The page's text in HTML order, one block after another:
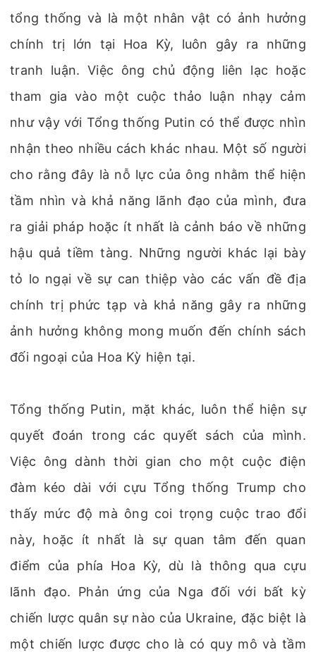
tổng thống và là một nhân vật có ảnh hưởng
chính trị lớn tại Hoa Kỳ, luôn gây ra những
tranh luận. Việc ông chủ động liên lạc hoặc
tham gia vào một cuộc thảo luận nhạy cảm
như vậy với Tổng thống Putin có thể được nhìn
nhận theo nhiều cách khác nhau. Một số người
cho rằng đây là nỗ lực của ông nhằm thể hiện
tầm nhìn và khả năng lãnh đạo của mình, đưa
ra giải pháp hoặc ít nhất là cảnh báo về những
hậu quả tiềm tàng. Những người khác lại bày
tỏ lo ngại về sự can thiệp vào các vấn đề địa
chính trị phức tạp và khả năng gây ra những
ảnh hưởng không mong muốn đến chính sách
đối ngoại của Hoa Kỳ hiện tại.
Tổng thống Putin, mặt khác, luôn thể hiện sự
quyết đoán trong các quyết sách của mình.
Việc ông dành thời gian cho một cuộc điện
đàm kéo dài với cựu Tổng thống Trump cho
thấy mức độ mà ông coi trọng cuộc trao đổi
này, hoặc ít nhất là sự quan tâm đến quan
điểm của phía Hoa Kỳ, dù là thông qua cựu
lãnh đạo. Phản ứng của Nga đối với bất kỳ
chiến lược quân sự nào của Ukraine, đặc biệt là
một chiến lược được cho là có quy mô và tầm